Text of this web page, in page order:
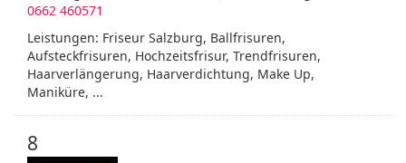
0662 460571
Leistungen: Friseur Salzburg, Ballfrisuren,
Aufsteckfrisuren, Hochzeitsfrisur, Trendfrisuren,
Haarverlängerung, Haarverdichtung, Make Up,
Maniküre, ...
8